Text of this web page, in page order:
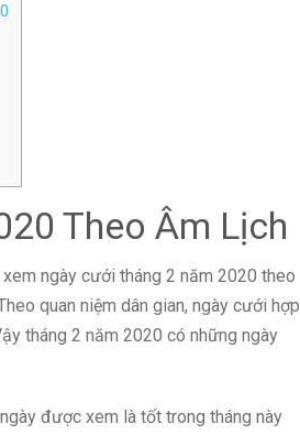
Theo Âm Lịch
ngày cưới tháng 2 năm 2020 theo
quan niệm dân gian, ngày cưới hợp
tháng 2 năm 2020 có những ngày
được xem là tốt trong tháng này